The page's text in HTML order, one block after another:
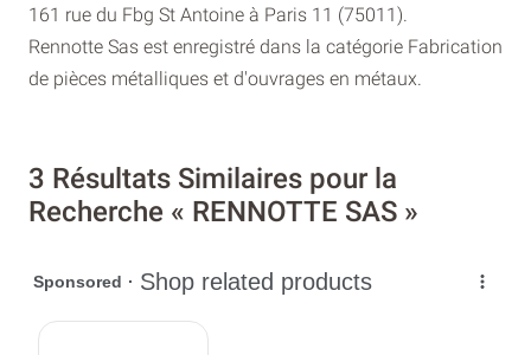
161 rue du Fbg St Antoine à Paris 11 (75011).
Rennotte Sas est enregistré dans la catégorie Fabrication
de pièces métalliques et d'ouvrages en métaux.
3 Résultats Similaires pour la
Recherche « RENNOTTE SAS »